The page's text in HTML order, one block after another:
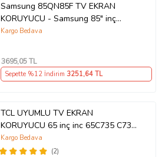
Samsung 85QN85F TV EKRAN
KORUYUCU - Samsung 85" inç
214cm 216 Ekran Tv ekran Koruyucu
Kargo Bedava
3695,05 TL
Sepette %12 İndirim 3251,64 TL
TCL UYUMLU TV EKRAN
KORUYUCU 65 inç inc 65C735 C735
TCL QLED 4K TV
(2)
Kargo Bedava